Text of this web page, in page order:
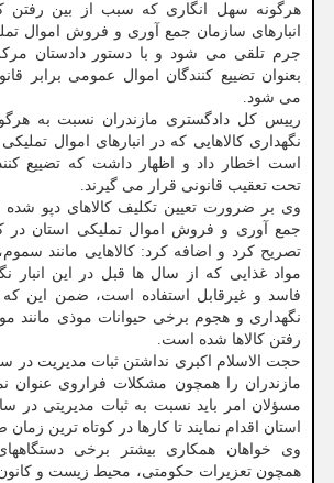
هرگونه سهل انگاری که سبب از بین رفتن
انبارهای سازمان جمع آوری و فروش اموال
جرم تلقی می شود و با دستور دادستان
بعنوان تضییع کنندگان اموال عمومی برابر
می شود.
رییس کل دادگستری مازندران نسبت به
نگهداری کالاهایی که در انبارهای اموال
است اخطار داد و اظهار داشت که تضییع
تحت تعقیب قانونی قرار می گیرند.
وی بر ضرورت تعیین تکلیف کالاهای دپو شده
جمع آوری و فروش اموال تملیکی استان در
تصریح کرد و اضافه کرد: کالاهایی مانند
مواد غذایی که از سال ها قبل در این انبار
فاسد و غیرقابل استفاده است، ضمن این
نگهداری و هجوم برخی حیوانات موذی
رفتن کالاها شده است.
حجت الاسلام اکبری نداشتن ثبات مدیریت در
مازندران را همچون مشکلات فراروی عنوان
مسؤلان امر باید نسبت به ثبات مدیریتی در
استان اقدام نمایند تا کارها در کوتاه ترین
وی خواهان همکاری بیشتر برخی
همچون تعزیرات حکومتی، محیط زیست و